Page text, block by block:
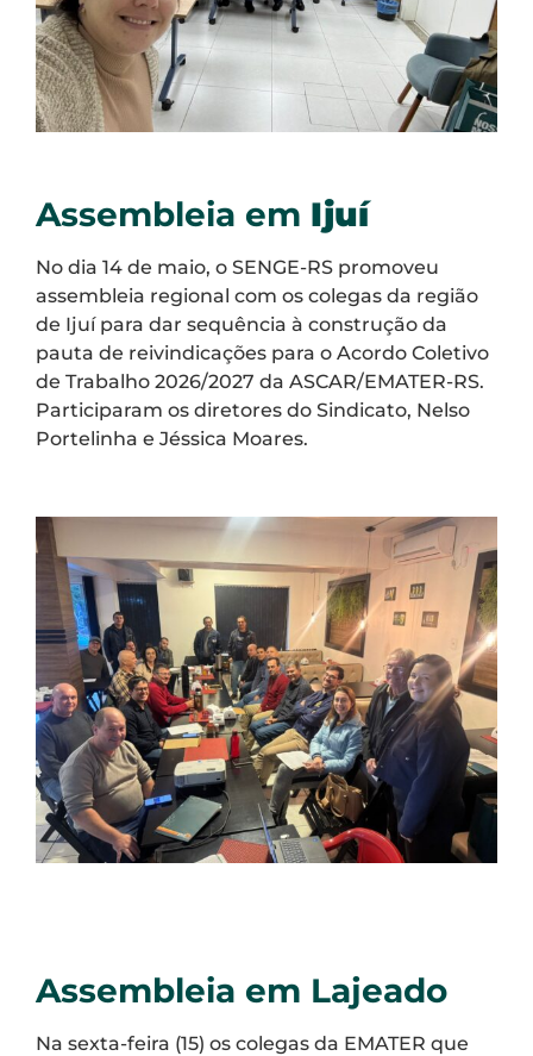
Assembleia em Ijuí
No dia 14 de maio, o SENGE-RS promoveu
assembleia regional com os colegas da região
de Ijuí para dar sequência à construção da
pauta de reivindicações para o Acordo Coletivo
de Trabalho 2026/2027 da ASCAR/EMATER-RS.
Participaram os diretores do Sindicato, Nelso
Portelinha e Jéssica Moares.
Assembleia em Lajeado
Na sexta-feira (15) os colegas da EMATER que